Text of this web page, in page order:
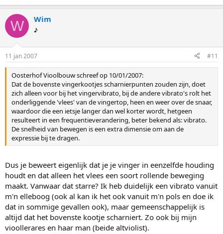
W Wim
♪
11 jan 2007 #11
Oosterhof Vioolbouw schreef op 10/01/2007:
Dat de bovenste vingerkootjes scharnierpunten zouden zijn, doet
zich alleen voor bij het vingervibrato, bij de andere vibrato's rolt het
onderliggende 'vlees' van de vingertop, heen en weer over de snaar,
waardoor die een ietsje langer dan wel korter wordt, hetgeen
resulteert in een frequentieverandering, beter bekend als: vibrato.
De snelheid van bewegen is een extra dimensie om aan de
expressie bij te dragen.
Dus je beweert eigenlijk dat je je vinger in eenzelfde houding
houdt en dat alleen het vlees een soort rollende beweging
maakt. Vanwaar dat starre? Ik heb duidelijk een vibrato vanuit
m'n elleboog (ook al kan ik het ook vanuit m'n pols en doe ik
dat in sommige gevallen ook), maar gemeenschappelijk is
altijd dat het bovenste kootje scharniert. Zo ook bij mijn
vioollerares en haar man (beide altviolist).